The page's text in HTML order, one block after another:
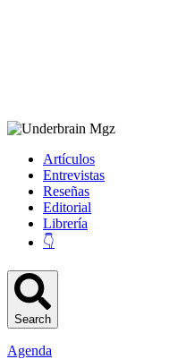
Artículos
Entrevistas
Reseñas
Editorial
Librería
👇
Search
Agenda